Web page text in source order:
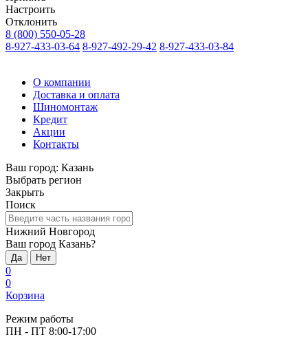
Настроить
Отклонить
8 (800) 550-05-28
8-927-433-03-64 8-927-492-29-42 8-927-433-03-84
О компании
Доставка и оплата
Шиномонтаж
Кредит
Акции
Контакты
Ваш город: Казань
Выбрать регион
Закрыть
Поиск
Нижний Новгород
Ваш город Казань?
Да Нет
0
0
Корзина
Режим работы
ПН - ПТ 8:00-17:00